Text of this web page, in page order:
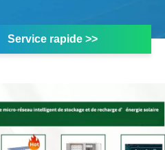
Service rapide >>